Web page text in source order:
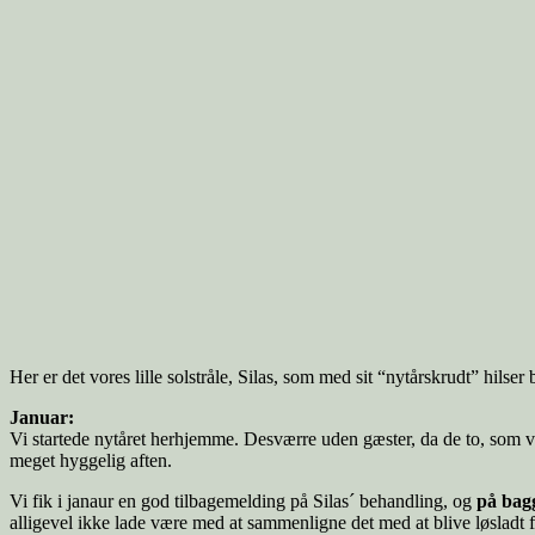
Her er det vores lille solstråle, Silas, som med sit “nytårskrudt”
Januar:
Vi startede nytåret herhjemme. Desværre uden gæster, da de to,
meget hyggelig aften.
Vi fik i janaur en god tilbagemelding på Silas´ behandling, og på
alligevel ikke lade være med at sammenligne det med at blive